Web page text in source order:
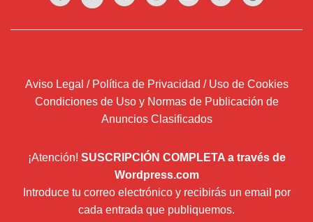
Aviso Legal / Política de Privacidad / Uso de Cookies
Condiciones de Uso y Normas de Publicación de
Anuncios Clasificados
¡Atención! SUSCRIPCIÓN COMPLETA a través de
Wordpress.com
Introduce tu correo electrónico y recibirás un email por
cada entrada que publiquemos.